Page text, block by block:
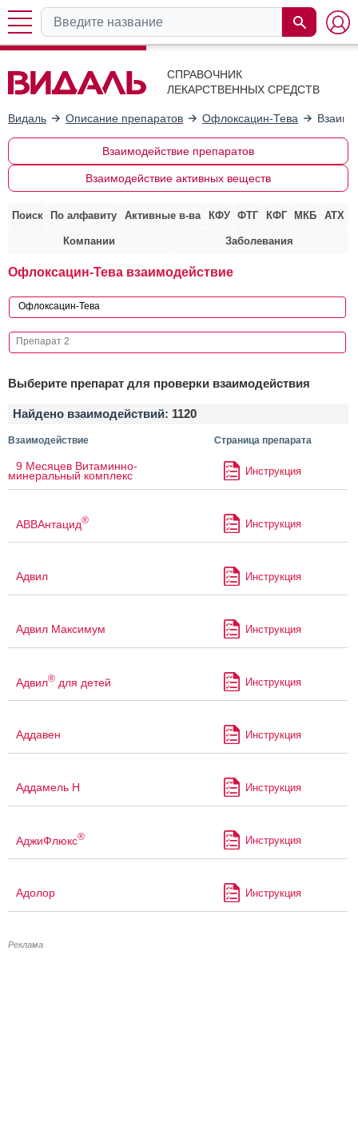
СПРАВОЧНИК
ЛЕКАРСТВЕННЫХ СРЕДСТВ
Видаль Описание препаратов Офлоксацин-Тева
Взаимодействие препаратов
Взаимодействие активных веществ
Поиск По алфавиту Активные в-ва КФУ ФТГ КФГ МКБ АТХ
Компании Заболевания
Офлоксацин-Тева взаимодействие
Выберите препарат для проверки взаимодействия
Найдено взаимодействий: 1120
Взаимодействие Страница препарата
9 Месяцев Витаминно-
минеральный комплекс Инструкция
АВВАнтацид® Инструкция
Адвил Инструкция
Адвил Максимум Инструкция
Адвил® для детей Инструкция
Аддавен Инструкция
Аддамель Н Инструкция
АджиФлюкс® Инструкция
Адолор Инструкция
Реклама